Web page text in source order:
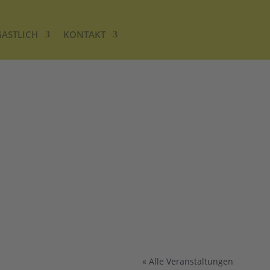
KONTAKT
« Alle Veranstaltungen